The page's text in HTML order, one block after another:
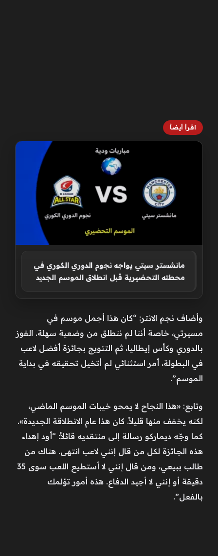
اقرأ أيضاً
مانشستر سيتي يواجه نجوم الدوري الكوري في
محطته التحضيرية قبل انطلاق الموسم الجديد
وأضاف نجم الانتر: “كان هذا أجمل موسم في
مسيرتي، خاصة أننا لم ننطلق من وضعية سهلة. الفوز
بالدوري وكأس إيطاليا، ثم التتويج بجائزة أفضل لاعب
في البطولة، أمر استثنائي لم أتخيل تحقيقه في بداية
الموسم”.
وتابع: «هذا النجاح لا يمحو خيبات الموسم الماضي،
لكنه يخفف منها قليلاً. كان هذا عام الانطلاقة الجديدة».
كما وجّه ديماركو رسالة إلى منتقديه قائلاً: “أود إهداء
هذه الجائزة لكل من قال إنني لاعب انتهى. هناك من
طالب ببيعي، ومن قال إنني لا أستطيع اللعب سوى 35
دقيقة أو إنني لا أجيد الدفاع. هذه أمور تؤلمك
بالفعل”.